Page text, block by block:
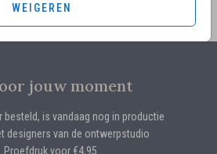
WEIGEREN
jouw moment
besteld, is vandaag nog in productie
designers van de ontwerpstudio
Proefdruk voor €4,95